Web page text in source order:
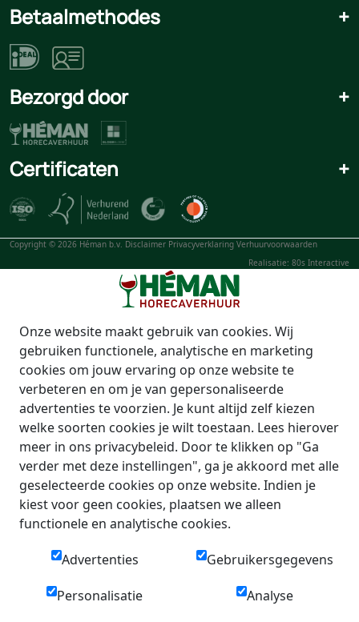
Betaalmethodes +
Bezorgd door +
Certificaten +
Copyright © 2026 Héman b.v. Disclaimer Privacyverklaring Verhuurvoorwaarden
Realisatie: 80s Interactive
Onze website maakt gebruik van cookies. Wij
gebruiken functionele, analytische en marketing
cookies om jouw ervaring op onze website te
verbeteren en om je van gepersonaliseerde
advertenties te voorzien. Je kunt altijd zelf kiezen
welke soorten cookies je wilt toestaan. Lees hierover
meer in ons privacybeleid. Door te klikken op "Ga
verder met deze instellingen", ga je akkoord met alle
geselecteerde cookies op onze website. Indien je
kiest voor geen cookies, plaatsen we alleen
functionele en analytische cookies.
Advertenties Gebruikersgegevens
Personalisatie Analyse